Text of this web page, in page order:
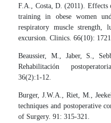
F.A., Costa, D. (2011). Effects
training in obese women
respiratory muscle strength,
excursion. Clinics. 66(10):
Beaussier, M., Jaber, S.,
Rehabilitación
36(2):1-12.
Burger, J.W.A., Riet, M.,
techniques and postoperative
of Surgery. 91: 315-321.